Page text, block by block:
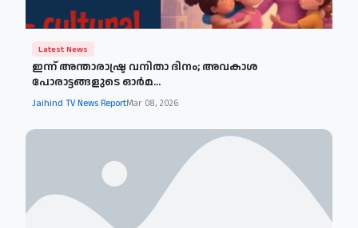
Latest News
ഇന്ന് അന്താരാഷ്ട്ര വനിതാ ദിനം; അവകാശ
പോരാട്ടങ്ങളുടെ ഓർമ...
Jaihind TV News ReportMar 08, 2026